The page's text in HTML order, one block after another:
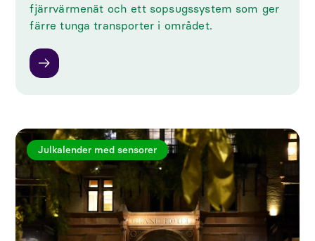
fjärrvärmenät och ett sopsugssystem som ger
färre tunga transporter i området.
Julkalender med sensorer